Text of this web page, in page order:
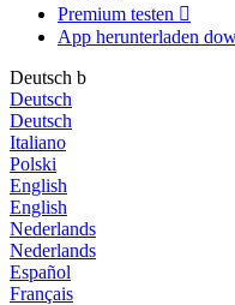
Premium testen 
App herunterladen
Deutsch b
Deutsch
Deutsch
Italiano
Polski
English
English
Nederlands
Nederlands
Español
Français